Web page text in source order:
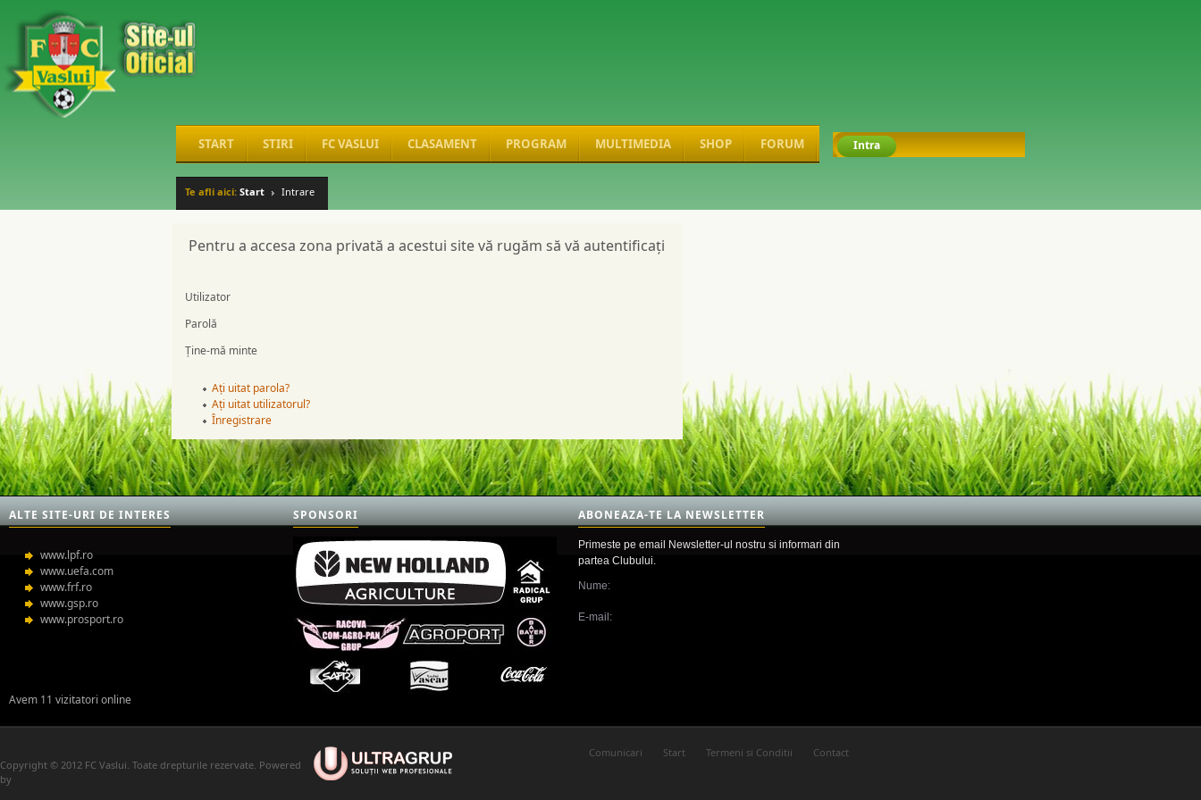
START STIRI FC VASLUI CLASAMENT PROGRAM MULTIMEDIA SHOP FORUM Intra
Te afli aici: Start Intrare
Pentru a accesa zona privată a acestui site vă rugăm să vă autentificați
Utilizator
Parolă
Ţine-mă minte
Ați uitat parola?
Ați uitat utilizatorul?
Înregistrare
ALTE SITE-URI DE INTERES
www.lpf.ro
www.uefa.com
www.frf.ro
www.gsp.ro
www.prosport.ro
Avem 11 vizitatori online
SPONSORI ABONEAZA-TE LA NEWSLETTER
Primeste pe email Newsletter-ul nostru si informari din
partea Clubului.
Nume:
E-mail:
Comunicari Start Termeni si Conditii
Contact
Copyright © 2012 FC Vaslui. Toate drepturile rezervate. Powered
by